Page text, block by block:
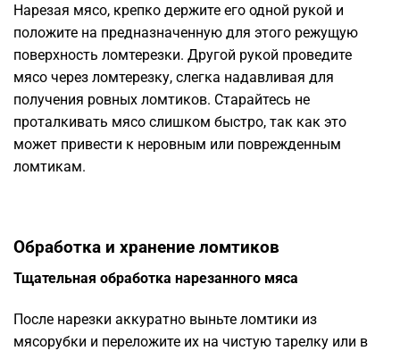
Нарезая мясо, крепко держите его одной рукой и
положите на предназначенную для этого режущую
поверхность ломтерезки. Другой рукой проведите
мясо через ломтерезку, слегка надавливая для
получения ровных ломтиков. Старайтесь не
проталкивать мясо слишком быстро, так как это
может привести к неровным или поврежденным
ломтикам.
Обработка и хранение ломтиков
Тщательная обработка нарезанного мяса
После нарезки аккуратно выньте ломтики из
мясорубки и переложите их на чистую тарелку или в